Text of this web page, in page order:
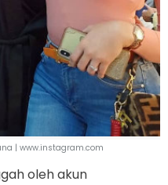
| www.instagram.com
oleh akun